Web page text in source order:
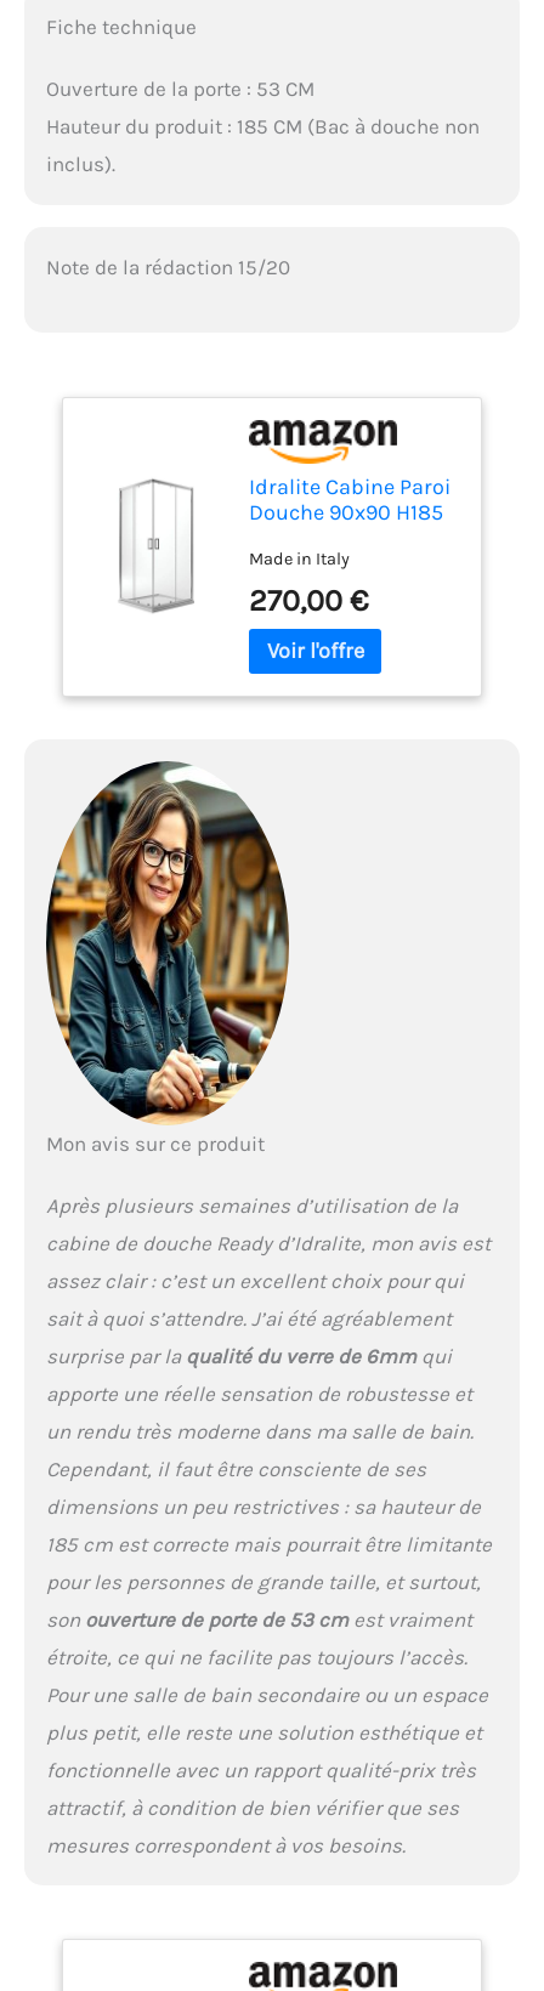
Fiche technique
Ouverture de la porte : 53 CM
Hauteur du produit : 185 CM (Bac à douche non
inclus).
Note de la rédaction 15/20
Idralite Cabine Paroi
Douche 90x90 H185
Mod. Ready
Made in Italy
270,00 €
Mon avis sur ce produit
Après plusieurs semaines d’utilisation de la
cabine de douche Ready d’Idralite, mon avis est
assez clair : c’est un excellent choix pour qui
sait à quoi s’attendre. J’ai été agréablement
surprise par la qualité du verre de 6mmqui
apporte une réelle sensation de robustesse et
un rendu très moderne dans ma salle de bain.
Cependant, il faut être consciente de ses
dimensions un peu restrictives : sa hauteur de
185 cm est correcte mais pourrait être limitante
pour les personnes de grande taille, et surtout,
son ouverture de porte de 53 cmest vraiment
étroite, ce qui ne facilite pas toujours l’accès.
Pour une salle de bain secondaire ou un espace
plus petit, elle reste une solution esthétique et
fonctionnelle avec un rapport qualité-prix très
attractif, à condition de bien vérifier que ses
mesures correspondent à vos besoins.